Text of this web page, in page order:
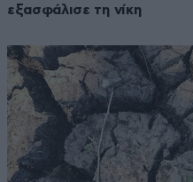
εξασφάλισε τη νίκη